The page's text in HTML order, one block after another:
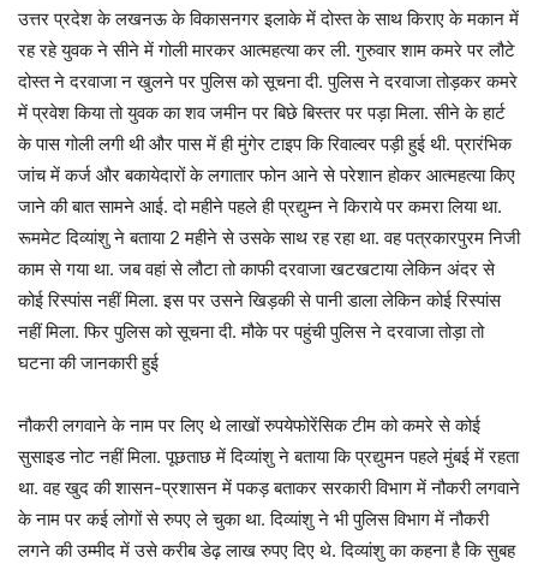
उत्तर प्रदेश के लखनऊ के विकासनगर इलाके में दोस्त के साथ किराए के मकान में
रह रहे युवक ने सीने में गोली मारकर आत्महत्या कर ली. गुरुवार शाम कमरे पर लौटे
दोस्त ने दरवाजा न खुलने पर पुलिस को सूचना दी. पुलिस ने दरवाजा तोड़कर कमरे
में प्रवेश किया तो युवक का शव जमीन पर बिछे बिस्तर पर पड़ा मिला. सीने के हार्ट
के पास गोली लगी थी और पास में ही मुंगेर टाइप कि रिवाल्वर पड़ी हुई थी. प्रारंभिक
जांच में कर्ज और बकायेदारों के लगातार फोन आने से परेशान होकर आत्महत्या किए
जाने की बात सामने आई. दो महीने पहले ही प्रद्युम्न ने किराये पर कमरा लिया था.
रूममेट दिव्यांशु ने बताया 2 महीने से उसके साथ रह रहा था. वह पत्रकारपुरम निजी
काम से गया था. जब वहां से लौटा तो काफी दरवाजा खटखटाया लेकिन अंदर से
कोई रिस्पांस नहीं मिला. इस पर उसने खिड़की से पानी डाला लेकिन कोई रिस्पांस
नहीं मिला. फिर पुलिस को सूचना दी. मौके पर पहुंची पुलिस ने दरवाजा तोड़ा तो
घटना की जानकारी हुई
नौकरी लगवाने के नाम पर लिए थे लाखों रुपयेफोरेंसिक टीम को कमरे से कोई
सुसाइड नोट नहीं मिला. पूछताछ में दिव्यांशु ने बताया कि प्रद्युमन पहले मुंबई में रहता
था. वह खुद की शासन-प्रशासन में पकड़ बताकर सरकारी विभाग में नौकरी लगवाने
के नाम पर कई लोगों से रुपए ले चुका था. दिव्यांशु ने भी पुलिस विभाग में नौकरी
लगने की उम्मीद में उसे करीब डेढ़ लाख रुपए दिए थे. दिव्यांशु का कहना है कि सुबह